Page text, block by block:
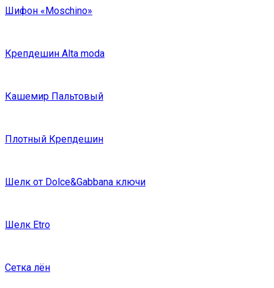
Шифон «Moschino»
Крепдешин Alta moda
Кашемир Пальтовый
Плотный Крепдешин
Шелк от Dolce&Gabbana ключи
Шелк Etro
Сетка лён